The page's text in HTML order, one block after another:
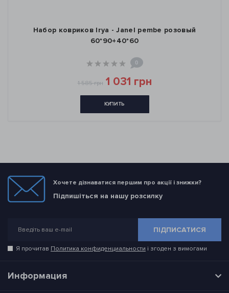
Набор ковриков Irya - Janel pembe розовый
60*90+40*60
0
1 585 грн 1 031 грн
КУПИТЬ
Хочете дізнаватися першим про акції і знижки?
Підпишіться на нашу розсилку
ПІДПИСАТИСЯ
Я прочитав Политика конфиденциальности і згоден з вимогами
Информация